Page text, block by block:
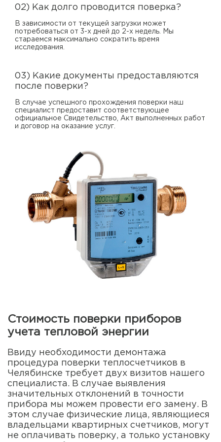
02) Как долго проводится поверка?
В зависимости от текущей загрузки может
потребоваться от 3-х дней до 2-х недель. Мы
стараемся максимально сократить время
исследования.
03) Какие документы предоставляются
после поверки?
В случае успешного прохождения поверки наш
специалист предоставит соответствующее
официальное Свидетельство, Акт выполненных работ
и договор на оказание услуг.
Стоимость поверки приборов
учета тепловой энергии
Ввиду необходимости демонтажа
процедура поверки теплосчетчиков в
Челябинске требует двух визитов нашего
специалиста. В случае выявления
значительных отклонений в точности
прибора мы можем провести его замену. В
этом случае физические лица, являющиеся
владельцами квартирных счетчиков, могут
не оплачивать поверку, а только установку